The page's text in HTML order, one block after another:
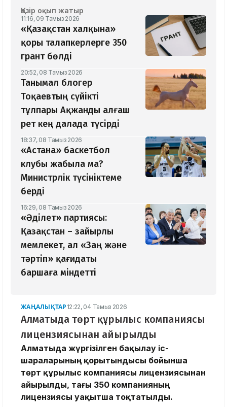
Қазір оқып жатыр
11:16, 09 Тамыз 2026
«Қазақстан халқына»
қоры талапкерлерге 350
грант бөлді
20:52, 08 Тамыз 2026
Танымал блогер
Тоқаевтың сүйікті
тұлпары Ақжанды алғаш
рет кең далада түсірді
18:37, 08 Тамыз 2026
«Астана» баскетбол
клубы жабыла ма?
Министрлік түсініктеме
берді
16:29, 08 Тамыз 2026
«Әділет» партиясы:
Қазақстан – зайырлы
мемлекет, ал «Заң және
тәртіп» қағидаты
баршаға міндетті
ЖАҢАЛЫҚТАР 12:22, 04 Тамыз 2026
Алматыда төрт құрылыс компаниясы
лицензиясынан айырылды
Алматыда жүргізілген бақылау іс-
шараларының қорытындысы бойынша
төрт құрылыс компаниясы лицензиясынан
айырылды, тағы 350 компанияның
лицензиясы уақытша тоқтатылды.